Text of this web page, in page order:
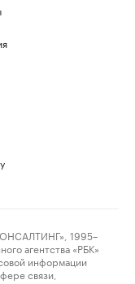
1995–
агентства «РБК»
информации
связи,